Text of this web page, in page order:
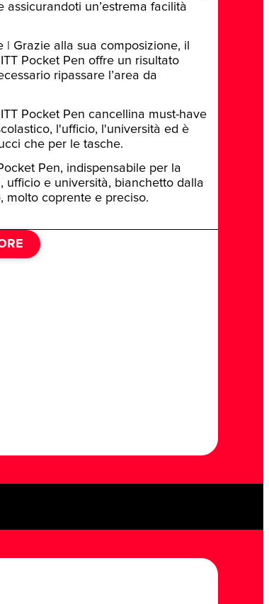
assicurandoti un’estrema facilità
| Grazie alla sua composizione, il
Pocket Pen offre un risultato
ripassare l’area da
Pocket Pen cancellina must-have
l'ufficio, l'università ed è
che per le tasche.
Pen, indispensabile per la
ufficio e università, bianchetto dalla
molto coprente e preciso.